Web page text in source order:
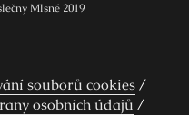
Mlsné 2019
souborů cookies
osobních údajů